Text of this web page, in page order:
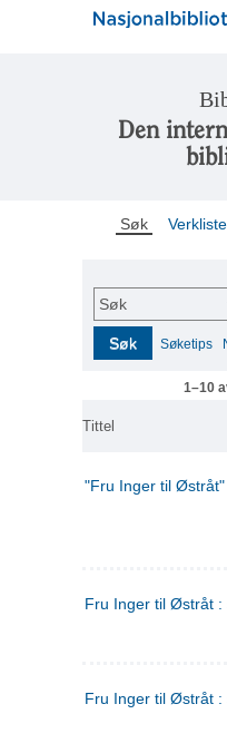
Den
Søk Verkliste
Søk
Søk Søketips
1–10
Tittel
"Fru Inger til
Fru Inger til Østråt :
Fru Inger til Østråt :